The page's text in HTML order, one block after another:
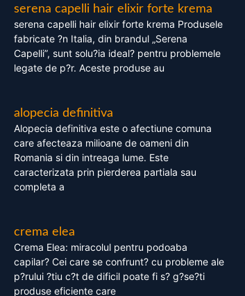
serena capelli hair elixir forte krema
serena capelli hair elixir forte krema Produsele
fabricate ?n Italia, din brandul „Serena
Capelli”, sunt solu?ia ideal? pentru problemele
legate de p?r. Aceste produse au
alopecia definitiva
Alopecia definitiva este o afectiune comuna
care afecteaza milioane de oameni din
Romania si din intreaga lume. Este
caracterizata prin pierderea partiala sau
completa a
crema elea
Crema Elea: miracolul pentru podoaba
capilar? Cei care se confrunt? cu probleme ale
p?rului ?tiu c?t de dificil poate fi s? g?se?ti
produse eficiente care